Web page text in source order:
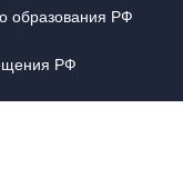
образования РФ
РФ